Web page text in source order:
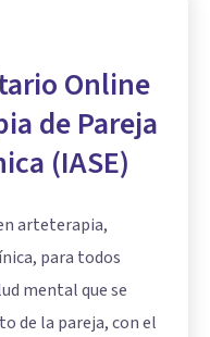
Online
de Pareja
(IASE)
arteterapia,
para todos
mental que se
de la pareja, con el